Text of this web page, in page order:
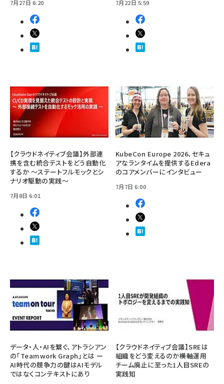
7月27日 6:20 7月22日 5:59
【クラウドネイティブ会議】外部連
携を含む統合テストをどう自動化
するか ～ステートフルモックとシ
ナリオ駆動の実践～
7月8日 6:01
KubeCon Europe 2026、セキュ
アなランタイムを提供するEdera
のコアメンバーにインタビュー
7月7日 6:00
データ・人・AIを繋ぐ、アトラシアン
の「Teamwork Graph」とは ー
AI時代の競争力の鍵はAIモデル
ではなくコンテキストにあり
【クラウドネイティブ会議】SREは
組織をどう変えるのか――横軸運用
チーム廃止に至った1人目SREの
実践知